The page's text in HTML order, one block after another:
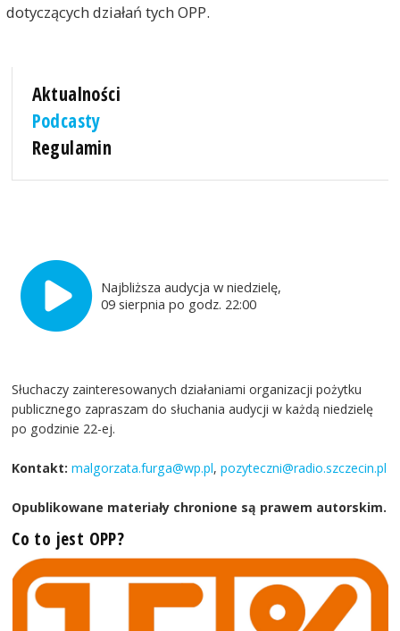
dotyczących działań tych OPP.
Aktualności
Podcasty
Regulamin
Najbliższa audycja w niedzielę,
09 sierpnia po godz. 22:00
Słuchaczy zainteresowanych działaniami organizacji pożytku
publicznego zapraszam do słuchania audycji w każdą niedzielę
po godzinie 22-ej.
Kontakt: malgorzata.furga@wp.pl,pozyteczni@radio.szczecin.pl
Opublikowane materiały chronione są prawem autorskim.
Co to jest OPP?